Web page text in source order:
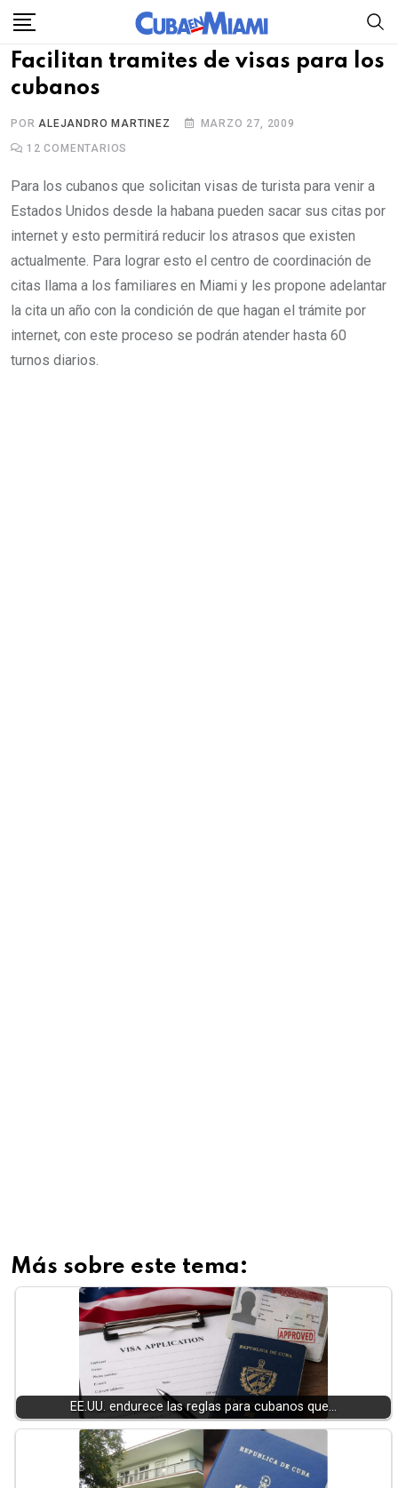
Skip
content
Facilitan tramites de visas para los
cubanos
PORALEJANDRO MARTINEZ
MARZO 27, 2009
12 COMENTARIOS
Para los cubanos que solicitan visas de turista para venir a
Estados Unidos desde la habana pueden sacar sus citas por
internet y esto permitirá reducir los atrasos que existen
actualmente. Para lograr esto el centro de coordinación de
citas llama a los familiares en Miami y les propone adelantar
la cita un año con la condición de que hagan el trámite por
internet, con este proceso se podrán atender hasta 60
turnos diarios.
Más sobre este tema:
EE.UU. endurece las reglas para cubanos que…